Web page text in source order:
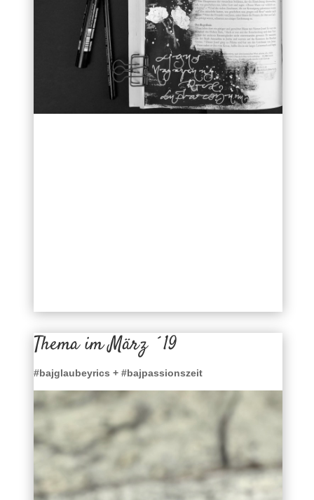
Thema im März ´19
#bajglaubeyrics + #bajpassionszeit